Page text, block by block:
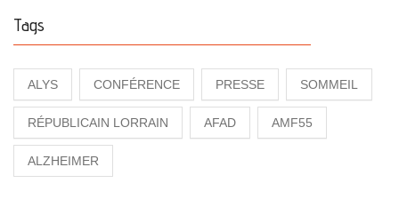
Tags
ALYS CONFÉRENCE PRESSE SOMMEIL
RÉPUBLICAIN LORRAIN AFAD AMF55
ALZHEIMER